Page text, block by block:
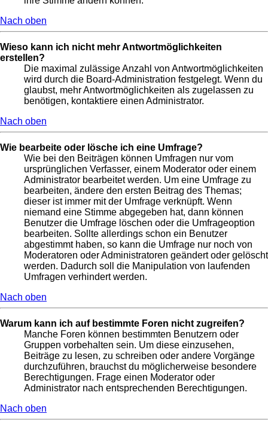
Nach oben
Wieso kann ich nicht mehr Antwortmöglichkeiten
erstellen?
Die maximal zulässige Anzahl von Antwortmöglichkeiten
wird durch die Board-Administration festgelegt. Wenn du
glaubst, mehr Antwortmöglichkeiten als zugelassen zu
benötigen, kontaktiere einen Administrator.
Nach oben
Wie bearbeite oder lösche ich eine Umfrage?
Wie bei den Beiträgen können Umfragen nur vom
ursprünglichen Verfasser, einem Moderator oder einem
Administrator bearbeitet werden. Um eine Umfrage zu
bearbeiten, ändere den ersten Beitrag des Themas;
dieser ist immer mit der Umfrage verknüpft. Wenn
niemand eine Stimme abgegeben hat, dann können
Benutzer die Umfrage löschen oder die Umfrageoption
bearbeiten. Sollte allerdings schon ein Benutzer
abgestimmt haben, so kann die Umfrage nur noch von
Moderatoren oder Administratoren geändert oder gelöscht
werden. Dadurch soll die Manipulation von laufenden
Umfragen verhindert werden.
Nach oben
Warum kann ich auf bestimmte Foren nicht zugreifen?
Manche Foren können bestimmten Benutzern oder
Gruppen vorbehalten sein. Um diese einzusehen,
Beiträge zu lesen, zu schreiben oder andere Vorgänge
durchzuführen, brauchst du möglicherweise besondere
Berechtigungen. Frage einen Moderator oder
Administrator nach entsprechenden Berechtigungen.
Nach oben